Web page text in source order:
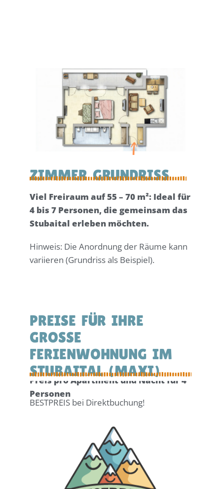
ZIMMER GRUNDRISS
Viel Freiraum auf 55 – 70 m²: Ideal für
4 bis 7 Personen, die gemeinsam das
Stubaital erleben möchten.
Hinweis: Die Anordnung der Räume kann
variieren (Grundriss als Beispiel).
PREISE FÜR IHRE
GROSS E
FERIENWOHNUNG IM
STUBAITAL (MAXI)
Preis pro Apartment und Nacht für 4
Personen
BESTPREIS bei Direktbuchung!